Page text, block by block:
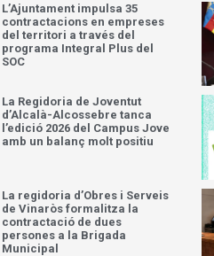
L’Ajuntament impulsa 35
contractacions en empreses
del territori a través del
programa Integral Plus del
SOC
La Regidoria de Joventut
d’Alcalà-Alcossebre tanca
l’edició 2026 del Campus Jove
amb un balanç molt positiu
La regidoria d’Obres i Serveis
de Vinaròs formalitza la
contractació de dues
persones a la Brigada
Municipal